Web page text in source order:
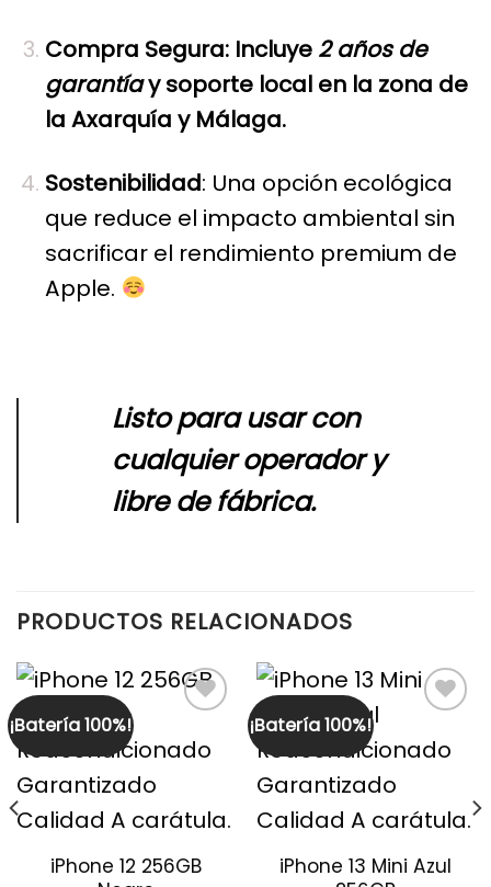
Compra Segura: Incluye 2 años de
garantíay soporte local en la zona de
la Axarquía y Málaga.
Sostenibilidad: Una opción ecológica
que reduce el impacto ambiental sin
sacrificar el rendimiento premium de
Apple.
Listo para usar con
cualquier operador y
libre de fábrica.
PRODUCTOS RELACIONADOS
¡Batería 100%!
iPhone 12 256GB
¡Batería 100%!
iPhone 13 Mini Azul